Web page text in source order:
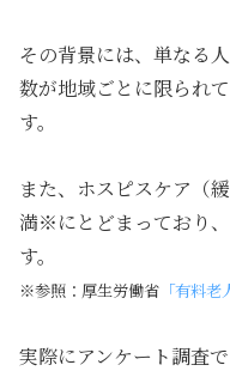
その背景には、単なる
数が地域ごとに限られ
す。
また、ホスピスケア（
満※にとどまっており
す。
※参照：厚生労働省 「有料
実際にアンケート調査